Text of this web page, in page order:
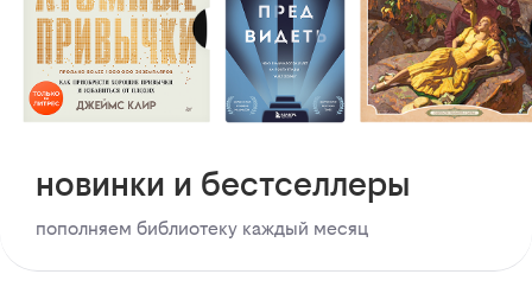
новинки и бестселлеры
пополняем библиотеку каждый месяц